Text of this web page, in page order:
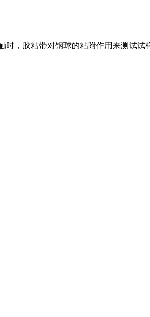
，胶粘带对钢球的粘附作用来测试